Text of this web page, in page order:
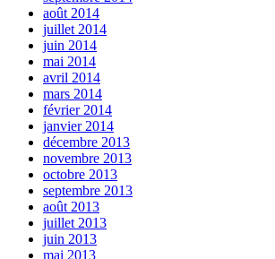
août 2014
juillet 2014
juin 2014
mai 2014
avril 2014
mars 2014
février 2014
janvier 2014
décembre 2013
novembre 2013
octobre 2013
septembre 2013
août 2013
juillet 2013
juin 2013
mai 2013